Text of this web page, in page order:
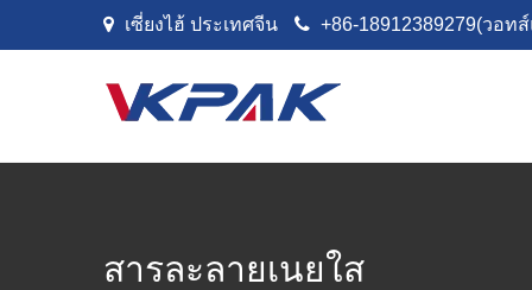
ข้ามไปที่เนื้อหา
เซี่ยงไฮ้ ประเทศจีน +86-18912389279(วอท
สารละลายเนยใส